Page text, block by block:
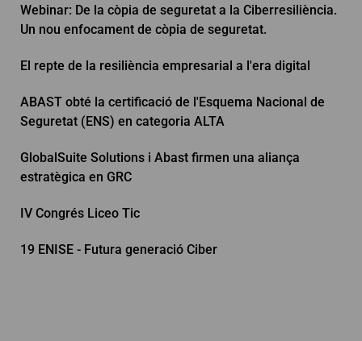
Webinar: De la còpia de seguretat a la Ciberresiliència.
Un nou enfocament de còpia de seguretat.
El repte de la resiliència empresarial a l'era digital
ABAST obté la certificació de l'Esquema Nacional de
Seguretat (ENS) en categoria ALTA
GlobalSuite Solutions i Abast firmen una aliança
estratègica en GRC
IV Congrés Liceo Tic
19 ENISE - Futura generació Ciber